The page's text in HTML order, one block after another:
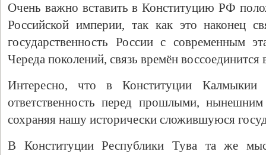
Очень важно вставить в Конституцию РФ
Российской империи, так как это наконец
государственность России с современным
Череда поколений, связь времён
Интересно, что в Конституции Калмыкии
ответственность перед прошлыми,
сохраняя нашу исторически сложившуюся
В Конституции Республики Тува та же